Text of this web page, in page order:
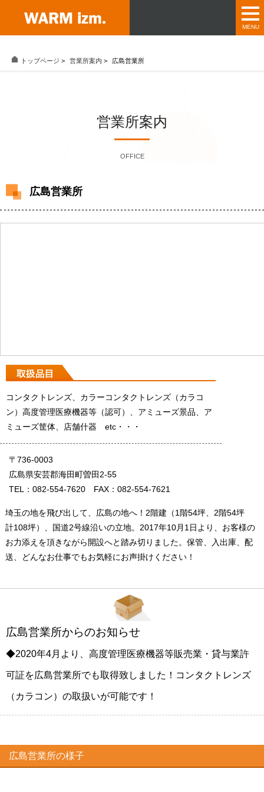
トップページ > 営業所案内 > 広島営業所
営業所案内
OFFICE
広島営業所
コンタクトレンズ、カラーコンタクトレンズ（カラコ
ン）高度管理医療機器等（認可）、アミューズ景品、ア
ミューズ筐体、店舗什器 etc・・・
〒736-0003
広島県安芸郡海田町曽田2-55
TEL：082-554-7620 FAX：082-554-7621
埼玉の地を飛び出して、広島の地へ！2階建（1階54坪、2階54坪
計108坪）、国道2号線沿いの立地。2017年10月1日より、お客様の
お力添えを頂きながら開設へと踏み切りました。保管、入出庫、配
送、どんなお仕事でもお気軽にお声掛けください！
広島営業所からのお知らせ
◆2020年4月より、 高度管理医療機器等販売業・貸与業許
可証を広島営業所でも取得致しました！コンタクトレンズ
（カラコン）の取扱いが可能です！
広島営業所の様子